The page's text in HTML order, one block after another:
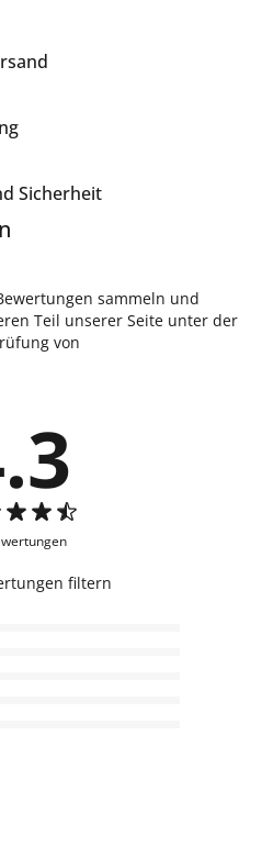
Sicherheit
sammeln und
Teil unserer Seite unter der
von
filtern